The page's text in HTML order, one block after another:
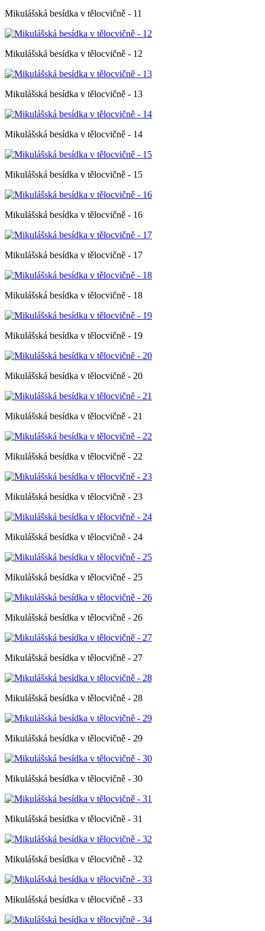
Mikulášská besídka v tělocvičně - 11
Mikulášská besídka v tělocvičně - 12
Mikulášská besídka v tělocvičně - 13
Mikulášská besídka v tělocvičně - 14
Mikulášská besídka v tělocvičně - 15
Mikulášská besídka v tělocvičně - 16
Mikulášská besídka v tělocvičně - 17
Mikulášská besídka v tělocvičně - 18
Mikulášská besídka v tělocvičně - 19
Mikulášská besídka v tělocvičně - 20
Mikulášská besídka v tělocvičně - 21
Mikulášská besídka v tělocvičně - 22
Mikulášská besídka v tělocvičně - 23
Mikulášská besídka v tělocvičně - 24
Mikulášská besídka v tělocvičně - 25
Mikulášská besídka v tělocvičně - 26
Mikulášská besídka v tělocvičně - 27
Mikulášská besídka v tělocvičně - 28
Mikulášská besídka v tělocvičně - 29
Mikulášská besídka v tělocvičně - 30
Mikulášská besídka v tělocvičně - 31
Mikulášská besídka v tělocvičně - 32
Mikulášská besídka v tělocvičně - 33